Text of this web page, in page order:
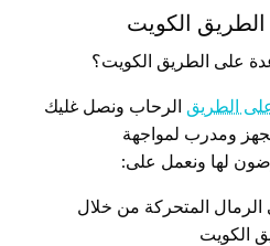
الكويت
على الطريق الكويت؟
الطريق الرحاب ونصل غليك
ومدرب لمواجهة
لها ونعمل على:
المتحركة من خلال
الكويت